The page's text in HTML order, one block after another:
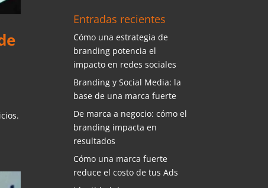
Entradas recientes
Cómo una estrategia de
branding potencia el
impacto en redes sociales
Branding y Social Media: la
base de una marca fuerte
De marca a negocio: cómo el
branding impacta en
resultados
Cómo una marca fuerte
reduce el costo de tus Ads